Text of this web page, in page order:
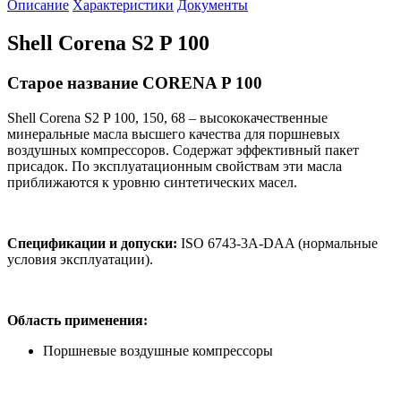
Описание Характеристики Документы
Shell Corena S2 P 100
Старое название CORENA P 100
Shell Corena S2 P 100, 150, 68 – высококачественные
минеральные масла высшего качества для поршневых
воздушных компрессоров. Содержат эффективный пакет
присадок. По эксплуатационным свойствам эти масла
приближаются к уровню синтетических масел.
Спецификации и допуски: ISO 6743-3A-DAA (нормальные
условия эксплуатации).
Область применения:
Поршневые воздушные компрессоры